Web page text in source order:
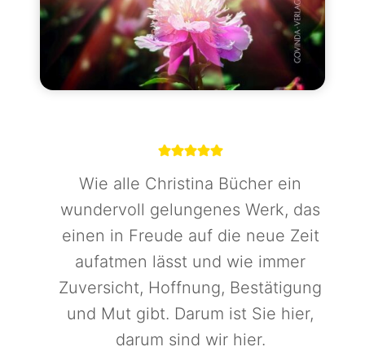
Wie alle Christina Bücher ein
wundervoll gelungenes Werk, das
einen in Freude auf die neue Zeit
aufatmen lässt und wie immer
Zuversicht, Hoffnung, Bestätigung
und Mut gibt. Darum ist Sie hier,
darum sind wir hier.